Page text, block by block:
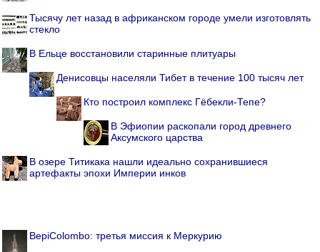
Тысячу лет назад в африканском городе умели изготовлять
стекло
В Ельце восстановили старинные плитуары
Денисовцы населяли Тибет в течение 100 тысяч лет
Кто построил комплекс Гёбекли-Тепе?
В Эфиопии раскопали город древнего
Аксумского царства
В озере Титикака нашли идеально сохранившиеся
артефакты эпохи Империи инков
BepiColombo: третья миссия к Меркурию